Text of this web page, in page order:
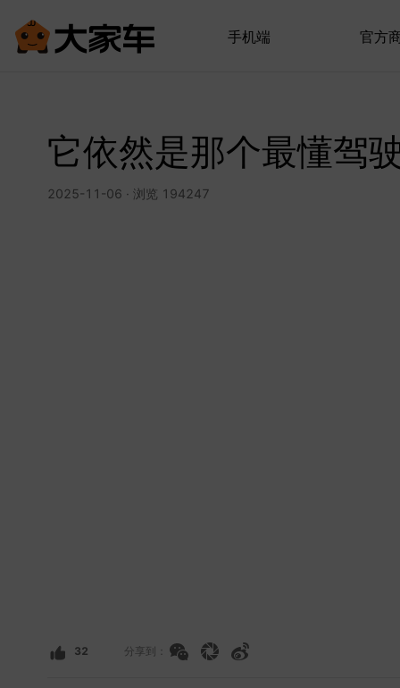
手机端 官方
它依然是那个最懂驾
2025-11-06 · 浏览 194247
32 分享到：